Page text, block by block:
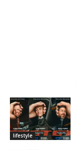
lifestyle